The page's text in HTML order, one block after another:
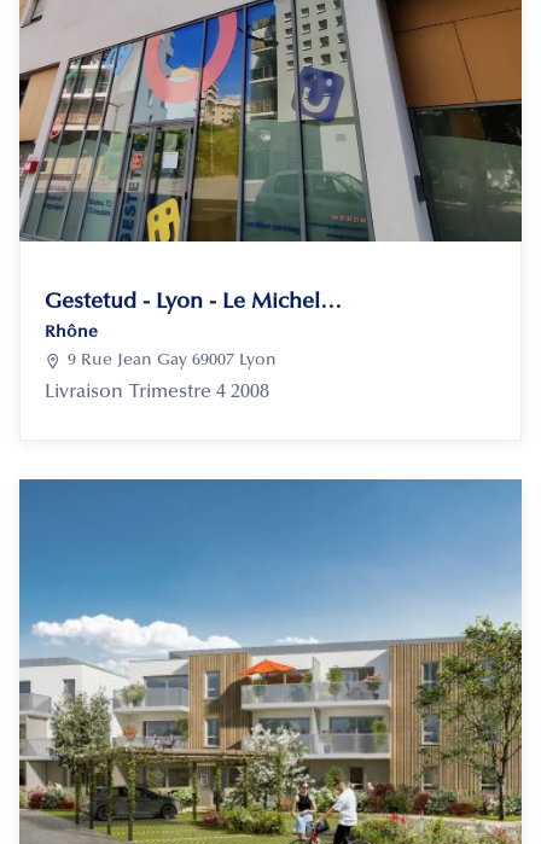
Gestetud - Lyon - Le Michel Ange
Rhône
 9 Rue Jean Gay 69007 Lyon
Livraison Trimestre 4 2008